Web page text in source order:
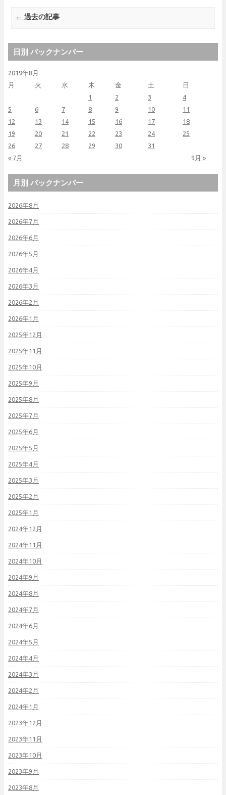
Post navigation
← 過去の記事
日別 バックナンバー
2019年8月
月
火 水 木 金 土 日
« 7月 9月 »
1 2 3
4
5
6 7 8 9 10
11
12
13 14 15 16 17
18
19
20 21 22 23 24
25
26
27 28 29 30 31
月別 バックナンバー
2026年8月
2026年7月
2026年6月
2026年5月
2026年4月
2026年3月
2026年2月
2026年1月
2025年12月
2025年11月
2025年10月
2025年9月
2025年8月
2025年7月
2025年6月
2025年5月
2025年4月
2025年3月
2025年2月
2025年1月
2024年12月
2024年11月
2024年10月
2024年9月
2024年8月
2024年7月
2024年6月
2024年5月
2024年4月
2024年3月
2024年2月
2024年1月
2023年12月
2023年11月
2023年10月
2023年9月
2023年8月